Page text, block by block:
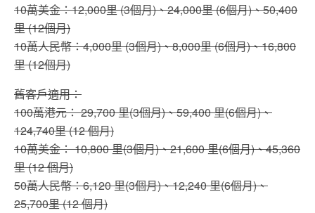
10萬美金：12,000里 (3個月)、24,000里 (6個月)、50,400
里 (12個月)
10萬人民幣：4,000里 (3個月)、8,000里 (6個月)、16,800
里 (12個月)
舊客戶適用：
100萬港元： 29,700 里(3個月)、59,400 里(6個月)、
124,740里 (12 個月)
10萬美金： 10,800 里(3個月)、21,600 里(6個月)、45,360
里 (12 個月)
50萬人民幣：6,120 里(3個月)、12,240 里(6個月)、
25,700里 (12 個月)